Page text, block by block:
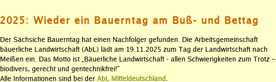
2025: Wieder ein Bauerntag am Buß- und Bettag
Der Sächsiche Bauerntag hat einen Nachfolger gefunden. Die Arbeitsgemeinschaft
bäuerliche Landwirtschaft (AbL) lädt am 19.11.2025 zum Tag der Landwirtschaft nach
Meißen ein. Das Motto ist „Bäuerliche Landwirtschaft - allen Schwierigkeiten zum Trotz –
biodivers, gerecht und gentechnikfrei!"
Alle Informationen sind bei der AbL Mitteldeutschland